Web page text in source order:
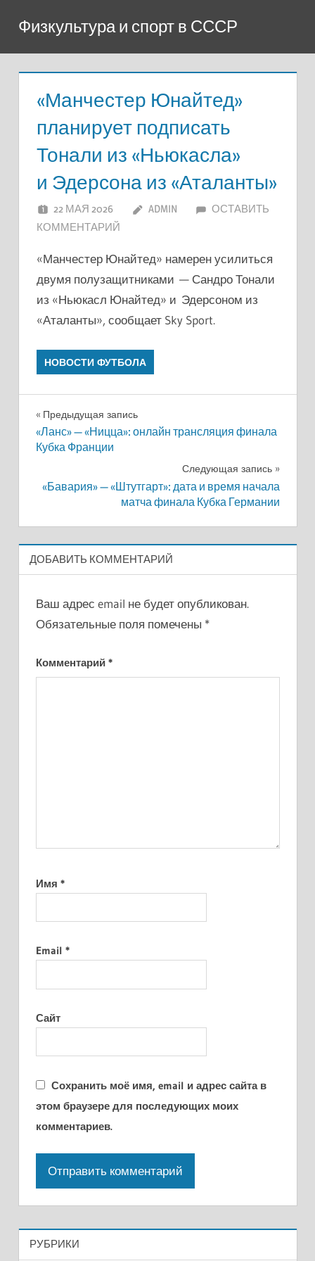
содержимому
Физкультура и спорт в СССР
«Манчестер Юнайтед»
планирует подписать
Тонали из «Ньюкасла»
и Эдерсона из «Аталанты»
22 МАЯ 2026 ADMIN
ОСТАВИТЬ
КОММЕНТАРИЙ
«Манчестер Юнайтед» намерен усилиться
двумя полузащитниками — Сандро Тонали
из «Ньюкасл Юнайтед» и Эдерсоном из
«Аталанты», сообщает Sky Sport.
НОВОСТИ ФУТБОЛА
Навигация
по
Предыдущая запись
«Ланс» — «Ницца»: онлайн трансляция финала
Кубка Франции
Следующая запись
«Бавария» — «Штутгарт»: дата и время начала
матча финала Кубка Германии
ДОБАВИТЬ КОММЕНТАРИЙ
Ваш адрес email не будет опубликован.
Обязательные поля помечены *
Комментарий *
Имя *
Email *
Сайт
Сохранить моё имя, email и адрес сайта в
этом браузере для последующих моих
комментариев.
РУБРИКИ